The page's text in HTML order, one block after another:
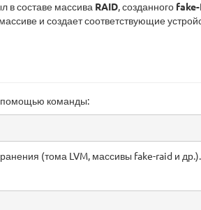
в составе массива RAID, созданного
и создает соответствующие
помощью команды:
(тома LVM, массивы fake-raid и др.).